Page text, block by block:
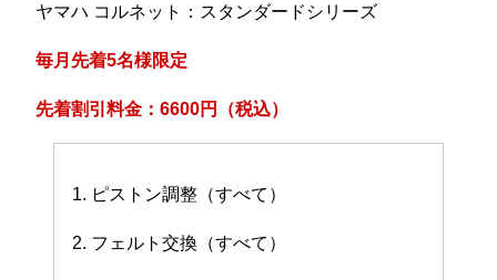
ヤマハ コルネット：スタンダードシリーズ
毎月先着5名様限定
先着割引料金：6600円（税込）
1. ピストン調整（すべて）
2. フェルト交換（すべて）